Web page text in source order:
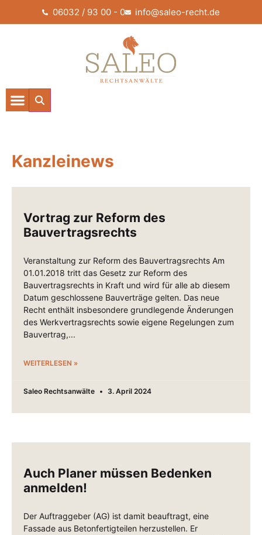
06032 / 93 00 - 0 info@saleo-recht.de
Kanzleinews
Vortrag zur Reform des
Bauvertragsrechts
Veranstaltung zur Reform des Bauvertragsrechts Am
01.01.2018 tritt das Gesetz zur Reform des
Bauvertragsrechts in Kraft und wird für alle ab diesem
Datum geschlossene Bauverträge gelten. Das neue
Recht enthält insbesondere grundlegende Änderungen
des Werkvertragsrechts sowie eigene Regelungen zum
Bauvertrag,
WEITERLESEN »
Saleo Rechtsanwälte 3. April 2024
Auch Planer müssen Bedenken
anmelden!
Der Auftraggeber (AG) ist damit beauftragt, eine
Fassade aus Betonfertigteilen herzustellen. Er